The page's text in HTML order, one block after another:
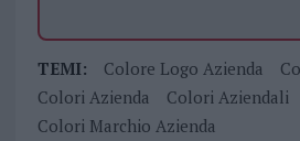
TEMI: Colore Logo Azienda
Colori Azienda
Colori Aziendali
Colori Marchio Azienda